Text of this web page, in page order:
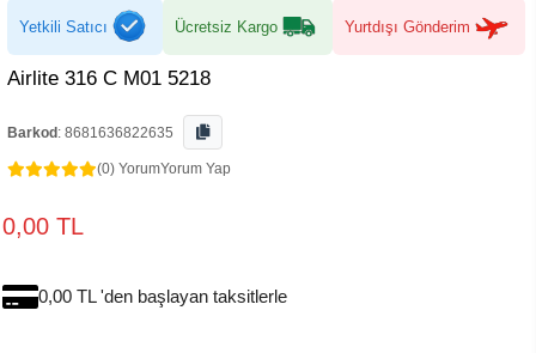
Yetkili Satıcı Ücretsiz Kargo Yurtdışı Gönderim
Airlite 316 C M01 5218
Barkod : 8681636822635
(0) YorumYorum Yap
0,00 TL
0,00 TL 'den başlayan taksitlerle